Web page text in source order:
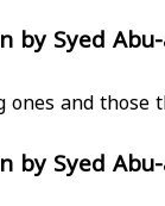
by Syed
by Syed